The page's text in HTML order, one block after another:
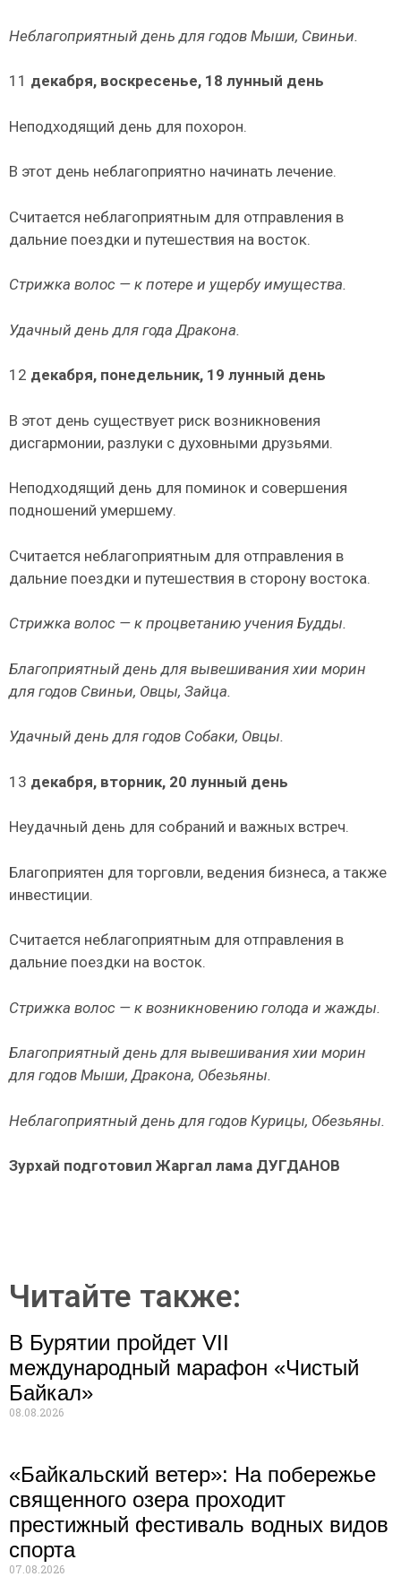
Неблагоприятный день для годов Мыши, Свиньи.
11 декабря, воскресенье, 18 лунный день
Неподходящий день для похорон.
В этот день неблагоприятно начинать лечение.
Считается неблагоприятным для отправления в
дальние поездки и пу­тешествия на восток.
Стрижка волос — к потере и ущербу имущества.
Удачный день для года Дракона.
12 декабря, понедельник, 19 лунный день
В этот день существует риск возникновения
дисгармонии, раз­луки с духовными друзьями.
Неподходящий день для поминок и совершения
подношений умерше­му.
Считается неблагоприятным для отправления в
дальние поездки и пу­тешествия в сторону востока.
Стрижка волос — к процветанию учения Будды.
Благоприятный день для вывешивания хии морин
для годов Свиньи, Овцы, Зайца.
Удачный день для годов Собаки, Овцы.
13 декабря, вторник, 20 лунный день
Неудачный день для собраний и важных встреч.
Благоприятен для торговли, ведения бизнеса, а также
инвести­ции.
Считается неблагоприятным для отправления в
дальние поездки на восток.
Стрижка волос — к возникновению голода и жажды.
Благоприятный день для вывешивания хии морин
для годов Мыши, Дра­кона, Обезьяны.
Неблагоприятный день для годов Курицы, Обезьяны.
Зурхай подготовил Жаргал лама ДУГДАНОВ
Читайте также:
В Бурятии пройдет VII
международный марафон «Чистый
Байкал»
08.08.2026
«Байкальский ветер»: На побережье
священного озера проходит
престижный фестиваль водных видов
спорта
07.08.2026